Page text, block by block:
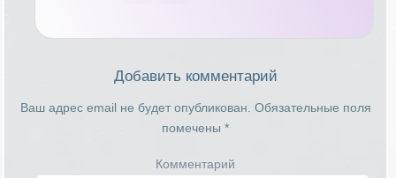
Добавить комментарий
Ваш адрес email не будет опубликован. Обязательные поля
помечены *
Комментарий